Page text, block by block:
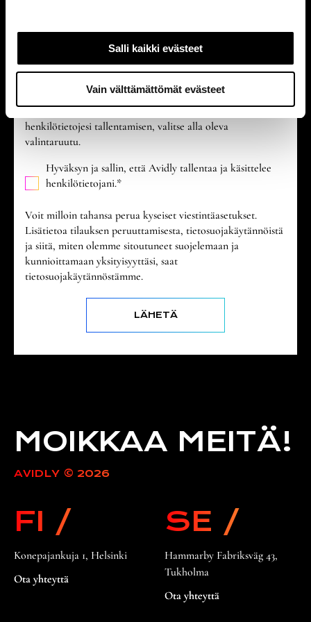
n
Salli kaikki evästeet
Vain välttämättömät evästeet
Hyväksyn Avidly -yrityksen viestinnän.
Jotta voimme tarjota sinulle tilaamaasi sisältöä, meidän on
voitava tallentaa ja käsitellä henkilötietojasi. Jos hyväksyt
henkilötietojesi tallentamisen, valitse alla oleva
valintaruutu.
Hyväksyn ja sallin, että Avidly tallentaa ja käsittelee
henkilötietojani.*
Voit milloin tahansa perua kyseiset viestintäasetukset.
Lisätietoa tilauksen peruuttamisesta, tietosuojakäytännöistä
ja siitä, miten olemme sitoutuneet suojelemaan ja
kunnioittamaan yksityisyyttäsi, saat
tietosuojakäytännöstämme.
MOIKKAA MEITÄ!
AVIDLY © 2026
FI /
Konepajankuja 1, Helsinki
Ota yhteyttä
SE /
Hammarby Fabriksväg 43,
Tukholma
Ota yhteyttä